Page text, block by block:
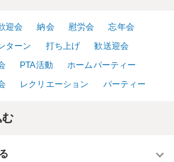
迎会 納会 慰労会
忘年会
ターン 打ち上げ
歓送迎会
PTA活動
ホームパーティー
レクリエーション パーティー
む